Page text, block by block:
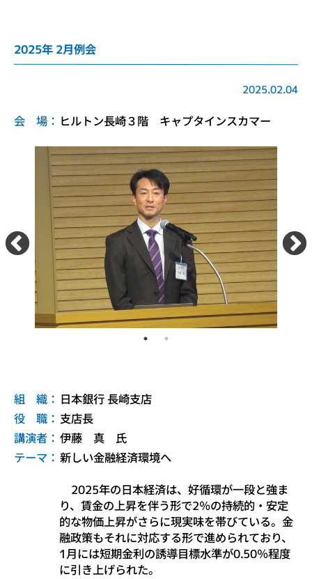
2025年 2月例会
2025.02.04
会 場： ヒルトン長崎３階 キャプタインスカマー
組 織： 日本銀行 長崎支店
役 職： 支店長
講演者： 伊藤 真 氏
テーマ： 新しい金融経済環境へ
2025年の日本経済は、好循環が一段と強ま
り、賃金の上昇を伴う形で2％の持続的・安定
的な物価上昇がさらに現実味を帯びている。金
融政策もそれに対応する形で進められており、
1月には短期金利の誘導目標水準が0.50％程度
に引き上げられた。